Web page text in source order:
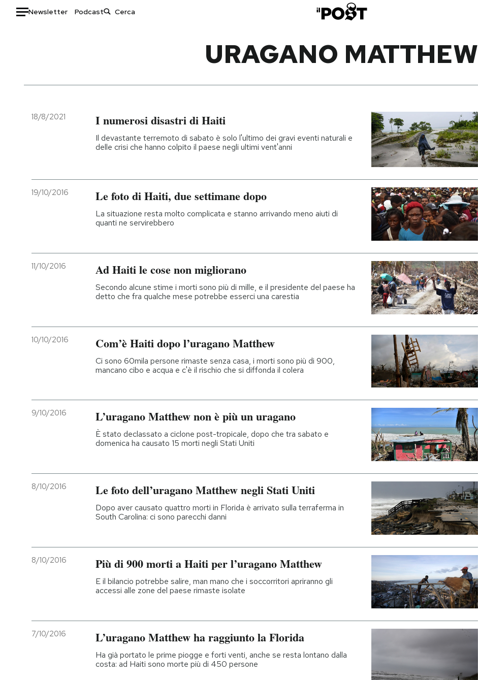
Newsletter Podcast
Italia
Politica
Economia
Moda
Ok Boomer!
Mondiali calcio 2026
AREA PERSONALE
URAGANO MATTHEW
18/8/2021 I numerosi disastri di Haiti
Il devastante terremoto di sabato è solo l'ultimo dei gravi eventi naturali e
delle crisi che hanno colpito il paese negli ultimi vent'anni
19/10/2016 Le foto di Haiti, due settimane dopo
La situazione resta molto complicata e stanno arrivando meno aiuti di
quanti ne servirebbero
11/10/2016 Ad Haiti le cose non migliorano
Secondo alcune stime i morti sono più di mille, e il presidente del paese ha
detto che fra qualche mese potrebbe esserci una carestia
10/10/2016 Com’è Haiti dopo l’uragano Matthew
Ci sono 60mila persone rimaste senza casa, i morti sono più di 900,
mancano cibo e acqua e c'è il rischio che si diffonda il colera
9/10/2016 L’uragano Matthew non è più un uragano
È stato declassato a ciclone post-tropicale, dopo che tra sabato e
domenica ha causato 15 morti negli Stati Uniti
8/10/2016 Le foto dell’uragano Matthew negli Stati Uniti
Dopo aver causato quattro morti in Florida è arrivato sulla terraferma in
South Carolina: ci sono parecchi danni
8/10/2016 Più di 900 morti a Haiti per l’uragano Matthew
E il bilancio potrebbe salire, man mano che i soccorritori apriranno gli
accessi alle zone del paese rimaste isolate
7/10/2016 L’uragano Matthew ha raggiunto la Florida
Ha già portato le prime piogge e forti venti, anche se resta lontano dalla
costa: ad Haiti sono morte più di 450 persone